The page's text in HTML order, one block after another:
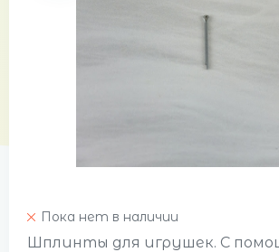
Пока нет в наличии
Шплинты для игрушек. С